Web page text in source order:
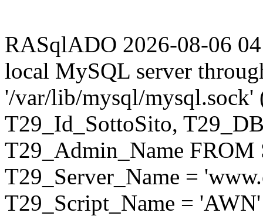
RASqlADO 2026-08-06
local MySQL server
'/var/lib/mysql/mysql.sock'
T29_Id_SottoSito,
T29_Admin_Name
T29_Server_Name =
T29_Script_Name = 'AWN'